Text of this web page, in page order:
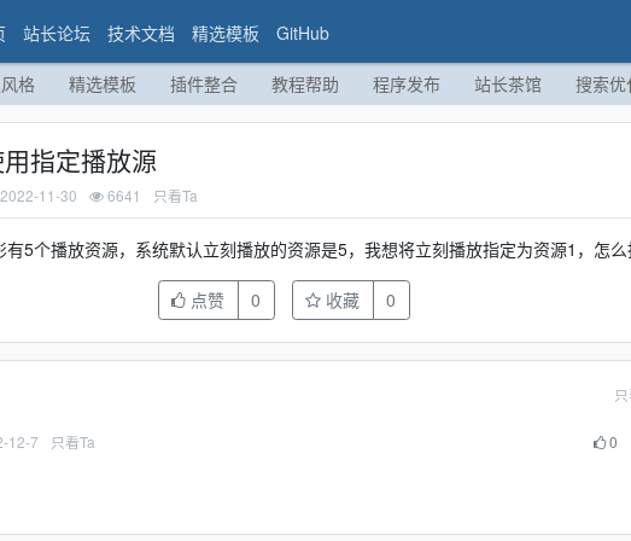
站长论坛 技术文档 精选模板 GitHub
格 精选模板 插件整合 教程帮助 程序发布 站长茶馆 搜索优
指定播放源
2022-11-30 6641 只看Ta
有5个播放资源，系统默认立刻播放的资源是5，我想将立刻播放指定为资源1，怎么
点赞 0 收藏 0
12-7 只看Ta 0